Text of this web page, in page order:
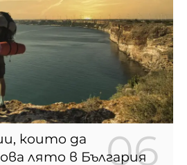
които да
лято в България